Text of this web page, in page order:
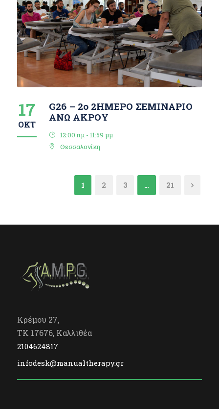
17
ΟΚΤ
G26 – 2ο 2ΗΜΕΡΟ ΣΕΜΙΝΑΡΙΟ
ΑΝΩ ΑΚΡΟΥ
12:00 πμ - 11:59 μμ
Θεσσαλονίκη
1 2 3 … 21
Κρέμου 27,
TK 17676, Καλλιθέα
2104624817
infodesk@manualtherapy.gr